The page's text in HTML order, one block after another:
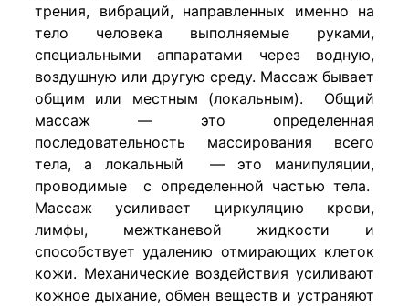
трения, вибраций, направленных именно на
тело человека выполняемые руками,
специальными аппаратами через водную,
воздушную или другую среду. Массаж бывает
общим или местным (локальным). Общий
массаж — это определенная
последовательность массирования всего
тела, а локальный — это манипуляции,
проводимые с определенной частью тела.
Массаж усиливает циркуляцию крови,
лимфы, межтканевой жидкости и
способствует удалению отмирающих клеток
кожи. Механические воздействия усиливают
кожное дыхание, обмен веществ и устраняют